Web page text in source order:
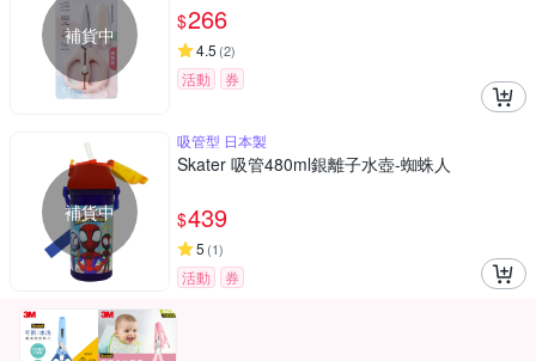
補貨中
$266
4.5 (2)
活動 券
補貨中
吸管型 日本製
Skater 吸管480ml銀離子水壺-蜘蛛人
$439
5 (1)
活動 券